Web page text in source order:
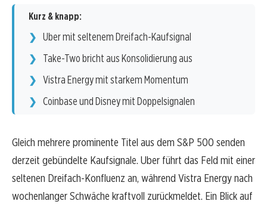
Kurz & knapp:
Uber mit seltenem Dreifach-Kaufsignal
Take-Two bricht aus Konsolidierung aus
Vistra Energy mit starkem Momentum
Coinbase und Disney mit Doppelsignalen
Gleich mehrere prominente Titel aus dem S&P 500 senden
derzeit gebündelte Kaufsignale. Uber führt das Feld mit einer
seltenen Dreifach-Konfluenz an, während Vistra Energy nach
wochenlanger Schwäche kraftvoll zurückmeldet. Ein Blick auf